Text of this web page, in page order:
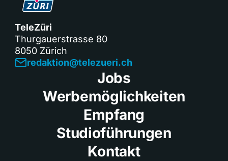
TeleZüri
Thurgauerstrasse 80
8050 Zürich
redaktion@telezueri.ch
Jobs
Werbemöglichkeiten
Empfang
Studioführungen
Kontakt